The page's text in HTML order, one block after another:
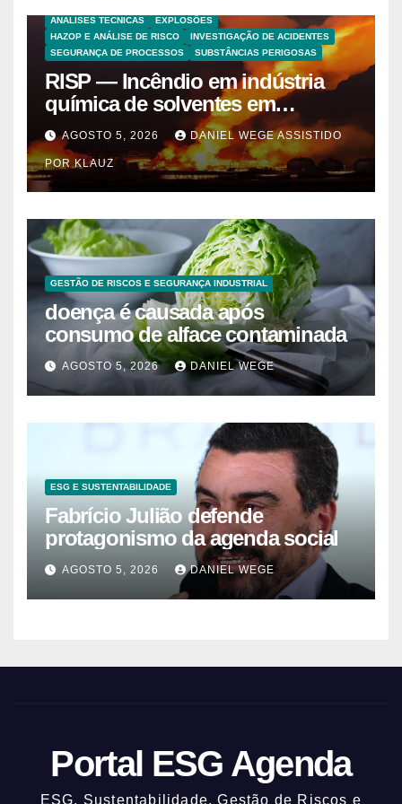
ANALISES TECNICAS
EXPLOSÕES
HAZOP E ANÁLISE DE RISCO
INVESTIGAÇÃO DE ACIDENTES
SEGURANÇA DE PROCESSOS
SUBSTÂNCIAS PERIGOSAS
RISP — Incêndio em indústria
química de solventes em
Itaquaquecetuba/SP
(UNIQUIMA/Quema)
AGOSTO 5, 2026 DANIEL WEGE ASSISTIDO
POR KLAUZ
GESTÃO DE RISCOS E SEGURANÇA INDUSTRIAL
doença é causada após
consumo de alface contaminada
AGOSTO 5, 2026 DANIEL WEGE
ESG E SUSTENTABILIDADE
Fabrício Julião defende
protagonismo da agenda social
AGOSTO 5, 2026 DANIEL WEGE
Portal ESG Agenda
ESG, Sustentabilidade, Gestão de Riscos e